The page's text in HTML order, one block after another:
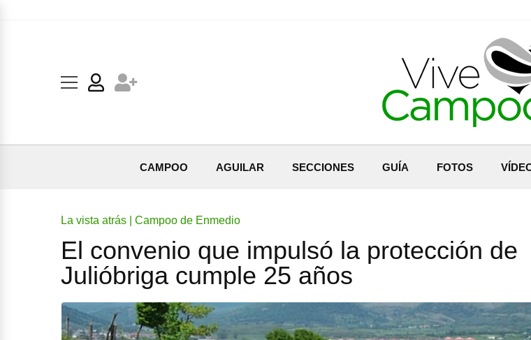
CAMPOO AGUILAR SECCIONES GUÍA FOTOS
La vista atrás | Campoo de Enmedio
El convenio que impulsó la protección de
Julióbriga cumple 25 años